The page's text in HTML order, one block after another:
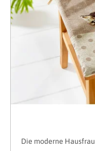
Die moderne Hausfrau